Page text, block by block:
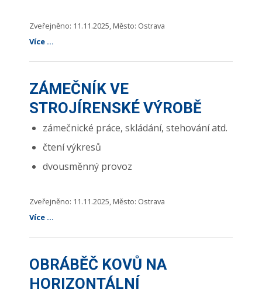
Zveřejněno: 11.11.2025, Město: Ostrava
Více ...
ZÁMEČNÍK VE
STROJÍRENSKÉ VÝROBĚ
zámečnické práce, skládání, stehování atd.
čtení výkresů
dvousměnný provoz
Zveřejněno: 11.11.2025, Město: Ostrava
Více ...
OBRÁBĚČ KOVŮ NA
HORIZONTÁLNÍ